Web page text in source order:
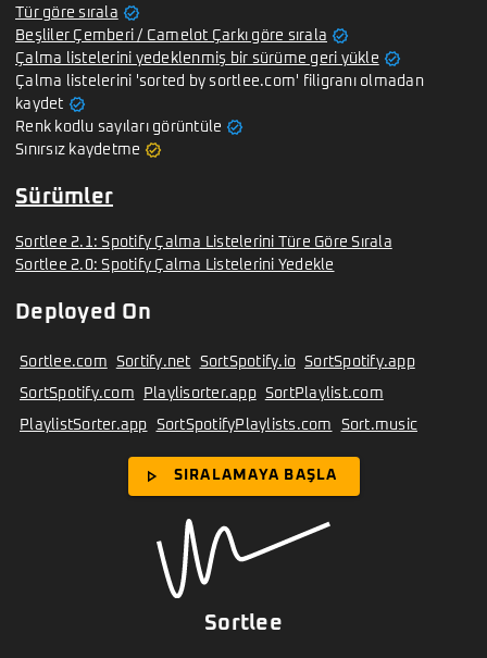
Tür göre sırala verified
Beşliler Çemberi / Camelot Çarkı göre sırala verified
Çalma listelerini yedeklenmiş bir sürüme geri yükle verified
Çalma listelerini 'sorted by sortlee.com' filigranı olmadan
kaydet verified
Renk kodlu sayıları görüntüle verified
Sınırsız kaydetme verified
Sürümler
Sortlee 2.1: Spotify Çalma Listelerini Türe Göre Sırala
Sortlee 2.0: Spotify Çalma Listelerini Yedekle
Deployed On
Sortlee.com Sortify.net SortSpotify.io SortSpotify.app
SortSpotify.com Playlisorter.app SortPlaylist.com
PlaylistSorter.app SortSpotifyPlaylists.com Sort.music
play_arrow SIRALAMAYA BAŞLA
Sortlee